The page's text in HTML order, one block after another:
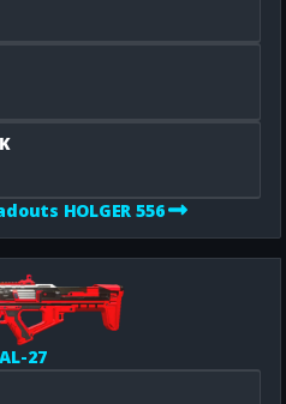
HOLGER 556
27